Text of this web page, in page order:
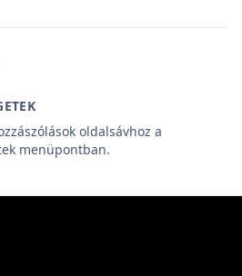
oldalsávhoz a
menüpontban.